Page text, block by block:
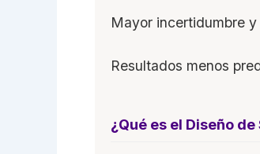
Mayor incertidumbre
Resultados menos
¿Qué es el Diseño